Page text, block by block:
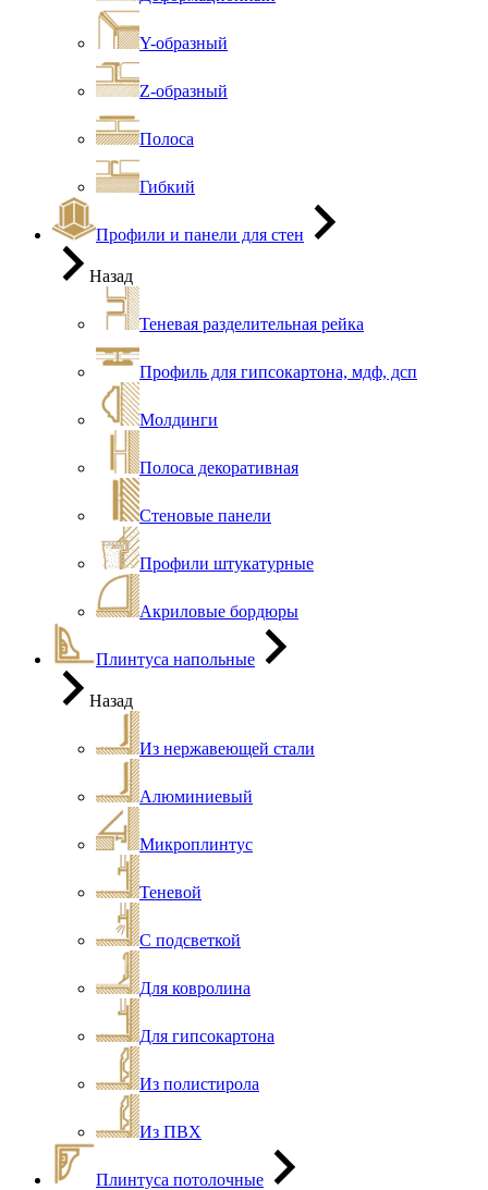
Y-образный
Z-образный
Полоса
Гибкий
Профили и панели для стен
Назад
Теневая разделительная рейка
Профиль для гипсокартона, мдф, дсп
Молдинги
Полоса декоративная
Стеновые панели
Профили штукатурные
Акриловые бордюры
Плинтуса напольные
Назад
Из нержавеющей стали
Алюминиевый
Микроплинтус
Теневой
С подсветкой
Для ковролина
Для гипсокартона
Из полистирола
Из ПВХ
Плинтуса потолочные